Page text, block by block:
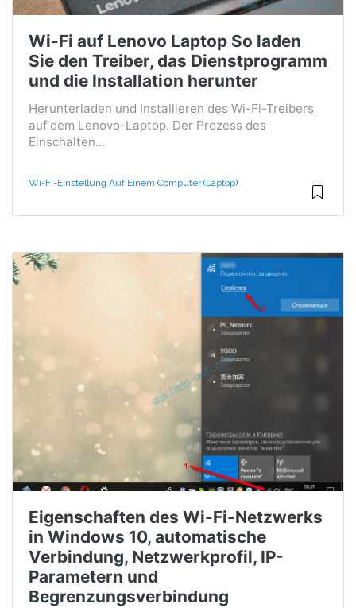
Wi-Fi auf Lenovo Laptop So laden
Sie den Treiber, das Dienstprogramm
und die Installation herunter
Herunterladen und Installieren des Wi-Fi-Treibers
auf dem Lenovo-Laptop. Der Prozess des
Einschalten...
Wi-Fi-Einstellung Auf Einem Computer (Laptop)
Eigenschaften des Wi-Fi-Netzwerks
in Windows 10, automatische
Verbindung, Netzwerkprofil, IP-
Parametern und
Begrenzungsverbindung